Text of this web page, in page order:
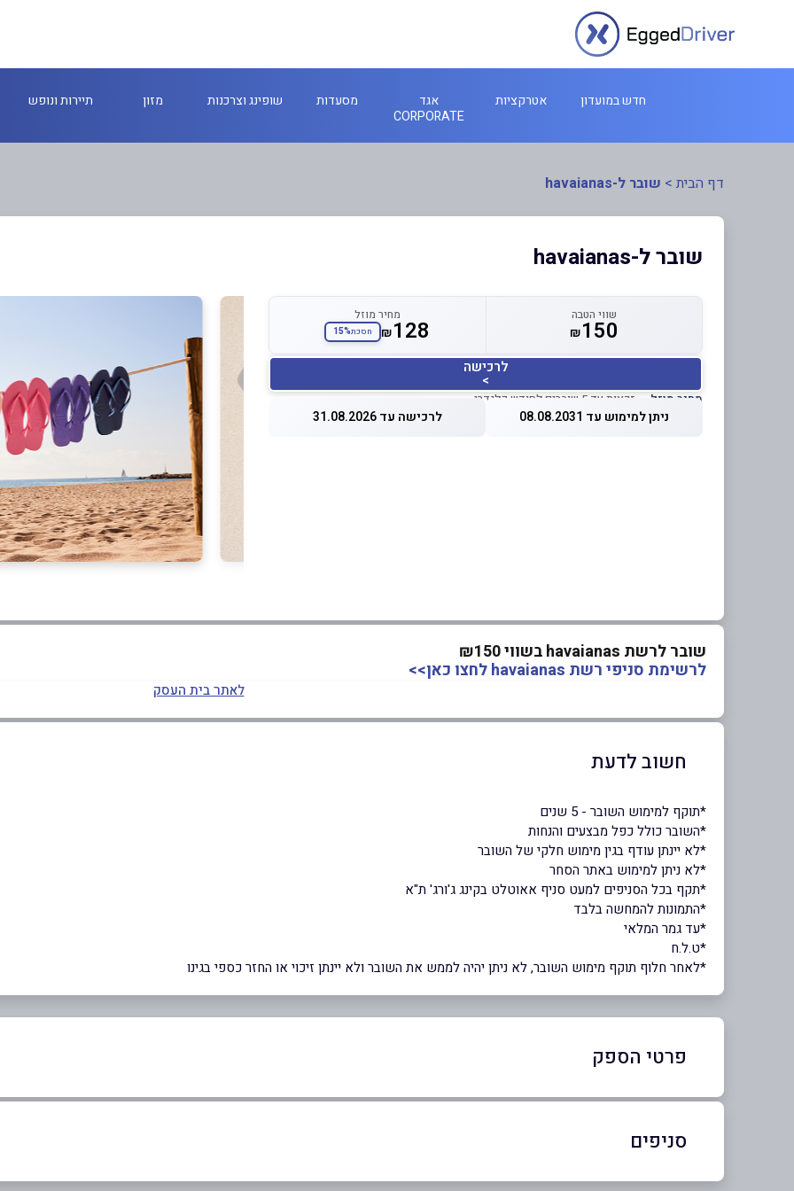
חדש במועדון אטרקציות
אגד
CORPORATE
מסעדות שופינג וצרכנות מזון תיירות ונופש
דף הבית > שובר ל-havaianas
שובר ל-havaianas
שווי הטבה
₪150
מחיר מוזל
₪128 חסכת15%
לרכישה
>
מחיר מוזל — זכאות עד 5 שוברים לחודש קלנדרי
ניתן למימוש עד 08.08.2031 לרכישה עד 31.08.2026
שובר לרשת havaianas בשווי ₪150
לרשימת סניפי רשת havaianas לחצו כאן>>
לאתר בית העסק
חשוב לדעת
*תוקף למימוש השובר - 5 שנים
*השובר כולל כפל מבצעים והנחות
*לא יינתן עודף בגין מימוש חלקי של השובר
*לא ניתן למימוש באתר הסחר
*תקף בכל הסניפים למעט סניף אאוטלט בקינג ג'ורג' ת"א
*התמונות להמחשה בלבד
*עד גמר המלאי
*ט.ל.ח
*לאחר חלוף תוקף מימוש השובר, לא ניתן יהיה לממש את השובר ולא יינתן זיכוי או החזר כספי בגינו
פרטי הספק
08-9332275
באתר
סניפים